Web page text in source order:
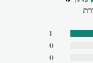
1
0
0